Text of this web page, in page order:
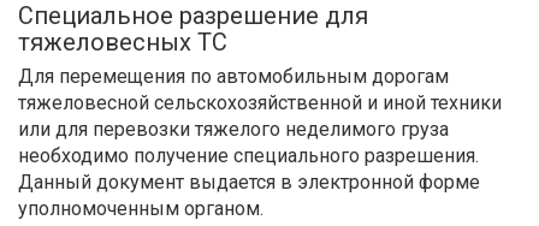
Специальное разрешение для
тяжеловесных ТС
Для перемещения по автомобильным дорогам
тяжеловесной сельскохозяйственной и иной техники
или для перевозки тяжелого неделимого груза
необходимо получение специального разрешения.
Данный документ выдается в электронной форме
уполномоченным органом.